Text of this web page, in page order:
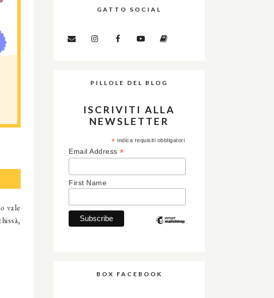
vale
GATTO SOCIAL
PILLOLE DEL BLOG
ISCRIVITI ALLA
NEWSLETTER
* indica requisiti obbligatori
Email Address *
First Name
BOX FACEBOOK